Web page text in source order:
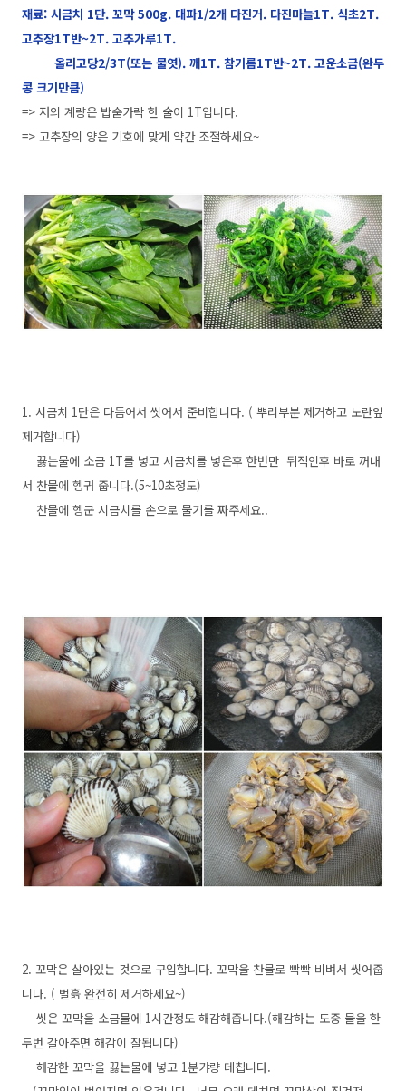
재료: 시금치 1단. 꼬막 500g. 대파1/2개 다진거. 다진마늘1T. 식초2T.
고추장1T반~2T. 고추가루1T.
올리고당2/3T(또는 물엿). 깨1T. 참기름1T반~2T. 고운소금(완두
콩 크기만큼)
=> 저의 계량은 밥숟가락 한 술이 1T입니다.
=> 고추장의 양은 기호에 맞게 약간 조절하세요~
1. 시금치 1단은 다듬어서 씻어서 준비합니다. ( 뿌리부분 제거하고 노란잎
제거합니다)
끓는물에 소금 1T를 넣고 시금치를 넣은후 한번만 뒤적인후 바로 꺼내
서 찬물에 헹궈 줍니다.(5~10초정도)
찬물에 헹군 시금치를 손으로 물기를 짜주세요..
2. 꼬막은 살아있는 것으로 구입합니다. 꼬막을 찬물로 빡빡 비벼서 씻어줍
니다. ( 벌흙 완전히 제거하세요~)
씻은 꼬막을 소금물에 1시간정도 해감해줍니다.(해감하는 도중 물을 한
두번 갈아주면 해감이 잘됩니다)
해감한 꼬막을 끓는물에 넣고 1분갸량 데칩니다.